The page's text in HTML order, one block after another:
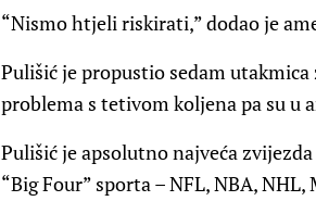
“Nismo htjeli riskirati,” dodao je
Pulišić je propustio sedam
problema s tetivom koljena pa su
Pulišić je apsolutno najveća
“Big Four” sporta – NFL, NBA,